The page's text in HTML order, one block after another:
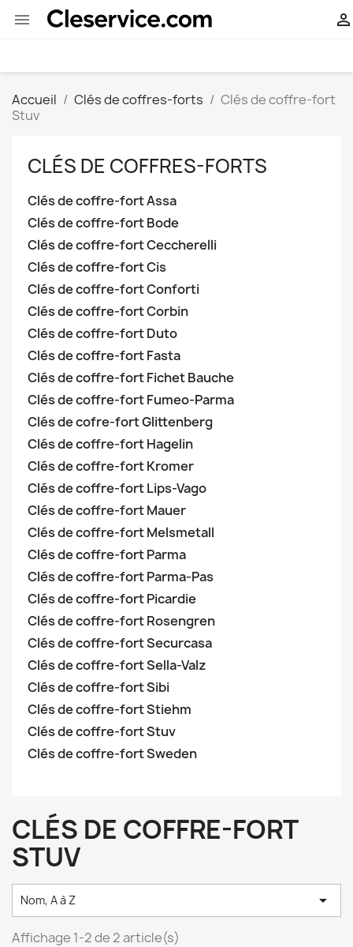
 
Accueil Clés de coffres-forts
Clés de coffre-fort
Stuv
CLÉS DE COFFRES-FORTS
Clés de coffre-fort Assa
Clés de coffre-fort Bode
Clés de coffre-fort Ceccherelli
Clés de coffre-fort Cis
Clés de coffre-fort Conforti
Clés de coffre-fort Corbin
Clés de coffre-fort Duto
Clés de coffre-fort Fasta
Clés de coffre-fort Fichet Bauche
Clés de coffre-fort Fumeo-Parma
Clés de cofre-fort Glittenberg
Clés de coffre-fort Hagelin
Clés de coffre-fort Kromer
Clés de coffre-fort Lips-Vago
Clés de coffre-fort Mauer
Clés de coffre-fort Melsmetall
Clés de coffre-fort Parma
Clés de coffre-fort Parma-Pas
Clés de coffre-fort Picardie
Clés de coffre-fort Rosengren
Clés de coffre-fort Securcasa
Clés de coffre-fort Sella-Valz
Clés de coffre-fort Sibi
Clés de coffre-fort Stiehm
Clés de coffre-fort Stuv
Clés de coffre-fort Sweden
CLÉS DE COFFRE-FORT
STUV
Nom, A à Z 
Affichage 1-2 de 2 article(s)